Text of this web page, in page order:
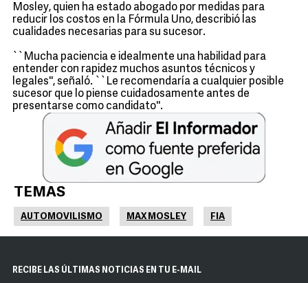
Mosley, quien ha estado abogado por medidas para
reducir los costos en la Fórmula Uno, describió las
cualidades necesarias para su sucesor.
``Mucha paciencia e idealmente una habilidad para
entender con rapidez muchos asuntos técnicos y
legales'', señaló. ``Le recomendaría a cualquier posible
sucesor que lo piense cuidadosamente antes de
presentarse como candidato''.
TEMAS
AUTOMOVILISMO MAX MOSLEY FIA
RECIBE LAS ÚLTIMAS NOTICIAS EN TU E-MAIL